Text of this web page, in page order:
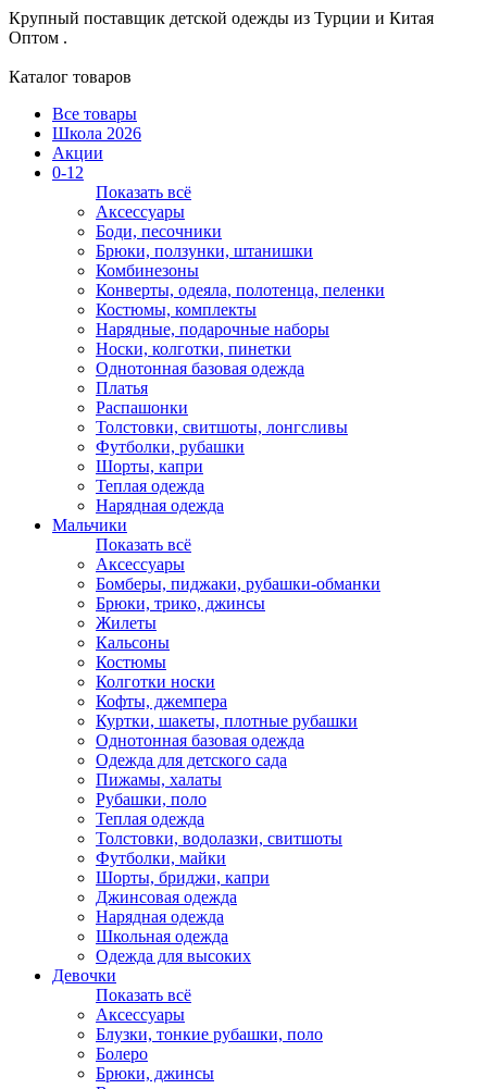
Крупный поставщик детской одежды из Турции и Китая
Оптом .
Каталог товаров
Все товары
Школа 2026
Акции
0-12
Показать всё
Аксессуары
Боди, песочники
Брюки, ползунки, штанишки
Комбинезоны
Конверты, одеяла, полотенца, пеленки
Костюмы, комплекты
Нарядные, подарочные наборы
Носки, колготки, пинетки
Однотонная базовая одежда
Платья
Распашонки
Толстовки, свитшоты, лонгсливы
Футболки, рубашки
Шорты, капри
Теплая одежда
Нарядная одежда
Мальчики
Показать всё
Аксессуары
Бомберы, пиджаки, рубашки-обманки
Брюки, трико, джинсы
Жилеты
Кальсоны
Костюмы
Колготки носки
Кофты, джемпера
Куртки, шакеты, плотные рубашки
Однотонная базовая одежда
Одежда для детского сада
Пижамы, халаты
Рубашки, поло
Теплая одежда
Толстовки, водолазки, свитшоты
Футболки, майки
Шорты, бриджи, капри
Джинсовая одежда
Нарядная одежда
Школьная одежда
Одежда для высоких
Девочки
Показать всё
Аксессуары
Блузки, тонкие рубашки, поло
Болеро
Брюки, джинсы